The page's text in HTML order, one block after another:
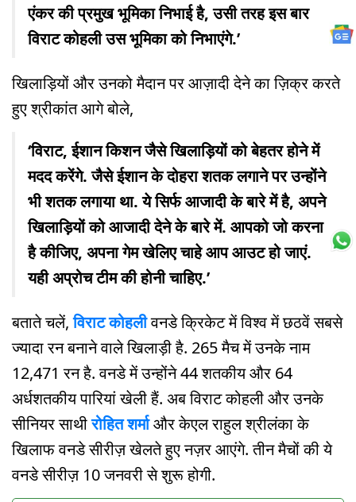
एंकर की प्रमुख भूमिका निभाई है, उसी तरह इस बार
विराट कोहली उस भूमिका को निभाएंगे.’
खिलाड़ियों और उनको मैदान पर आज़ादी देने का ज़िक्र करते
हुए श्रीकांत आगे बोले,
‘विराट, ईशान किशन जैसे खिलाड़ियों को बेहतर होने में
मदद करेंगे. जैसे ईशान के दोहरा शतक लगाने पर उन्होंने
भी शतक लगाया था. ये सिर्फ आजादी के बारे में है, अपने
खिलाड़ियों को आजादी देने के बारे में. आपको जो करना
है कीजिए, अपना गेम खेलिए चाहे आप आउट हो जाएं.
यही अप्रोच टीम की होनी चाहिए.’
बताते चलें,विराट कोहलीवनडे क्रिकेट में विश्व में छठवें सबसे
ज्यादा रन बनाने वाले खिलाड़ी है. 265 मैच में उनके नाम
12,471 रन है. वनडे में उन्होंने 44 शतकीय और 64
अर्धशतकीय पारियां खेली हैं. अब विराट कोहली और उनके
सीनियर साथीरोहित शर्माऔर केएल राहुल श्रीलंका के
खिलाफ वनडे सीरीज़ खेलते हुए नज़र आएंगे. तीन मैचों की ये
वनडे सीरीज़ 10 जनवरी से शुरू होगी.